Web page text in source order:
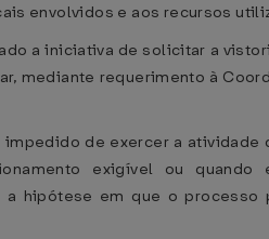
envolvidos e aos recursos
a iniciativa de solicitar a
mediante requerimento à
impedido de exercer a
exigível ou
a hipótese em que o